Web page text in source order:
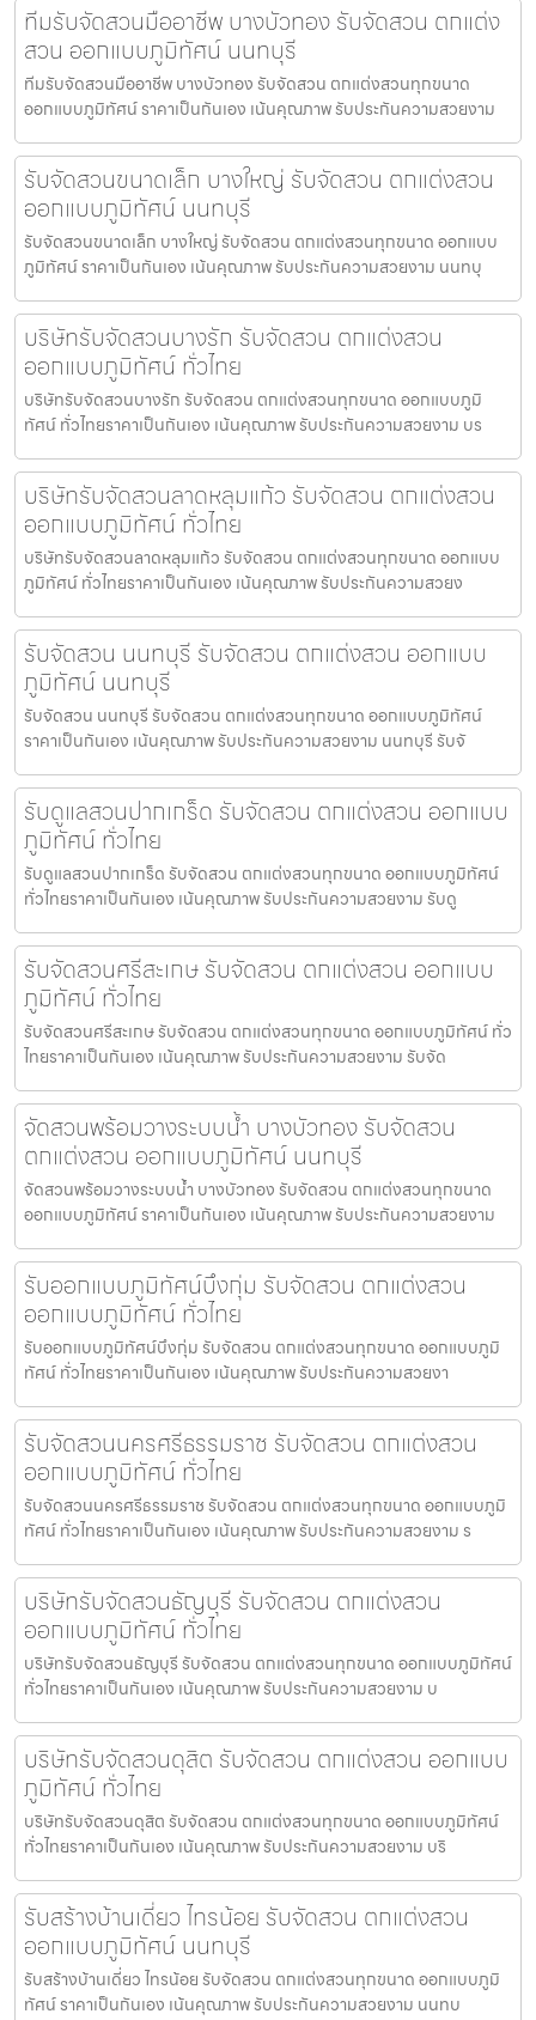
ทีมรับจัดสวนมืออาชีพ บางบัวทอง รับจัดสวน ตกแต่ง
สวน ออกแบบภูมิทัศน์ นนทบุรี
ทีมรับจัดสวนมืออาชีพ บางบัวทอง รับจัดสวน ตกแต่งสวนทุกขนาด
ออกแบบภูมิทัศน์ ราคาเป็นกันเอง เน้นคุณภาพ รับประกันความสวยงาม
รับจัดสวนขนาดเล็ก บางใหญ่ รับจัดสวน ตกแต่งสวน
ออกแบบภูมิทัศน์ นนทบุรี
รับจัดสวนขนาดเล็ก บางใหญ่ รับจัดสวน ตกแต่งสวนทุกขนาด ออกแบบ
ภูมิทัศน์ ราคาเป็นกันเอง เน้นคุณภาพ รับประกันความสวยงาม นนทบุ
บริษัทรับจัดสวนบางรัก รับจัดสวน ตกแต่งสวน
ออกแบบภูมิทัศน์ ทั่วไทย
บริษัทรับจัดสวนบางรัก รับจัดสวน ตกแต่งสวนทุกขนาด ออกแบบภูมิ
ทัศน์ ทั่วไทยราคาเป็นกันเอง เน้นคุณภาพ รับประกันความสวยงาม บร
บริษัทรับจัดสวนลาดหลุมแก้ว รับจัดสวน ตกแต่งสวน
ออกแบบภูมิทัศน์ ทั่วไทย
บริษัทรับจัดสวนลาดหลุมแก้ว รับจัดสวน ตกแต่งสวนทุกขนาด ออกแบบ
ภูมิทัศน์ ทั่วไทยราคาเป็นกันเอง เน้นคุณภาพ รับประกันความสวยง
รับจัดสวน นนทบุรี รับจัดสวน ตกแต่งสวน ออกแบบ
ภูมิทัศน์ นนทบุรี
รับจัดสวน นนทบุรี รับจัดสวน ตกแต่งสวนทุกขนาด ออกแบบภูมิทัศน์
ราคาเป็นกันเอง เน้นคุณภาพ รับประกันความสวยงาม นนทบุรี รับจั
รับดูแลสวนปากเกร็ด รับจัดสวน ตกแต่งสวน ออกแบบ
ภูมิทัศน์ ทั่วไทย
รับดูแลสวนปากเกร็ด รับจัดสวน ตกแต่งสวนทุกขนาด ออกแบบภูมิทัศน์
ทั่วไทยราคาเป็นกันเอง เน้นคุณภาพ รับประกันความสวยงาม รับดู
รับจัดสวนศรีสะเกษ รับจัดสวน ตกแต่งสวน ออกแบบ
ภูมิทัศน์ ทั่วไทย
รับจัดสวนศรีสะเกษ รับจัดสวน ตกแต่งสวนทุกขนาด ออกแบบภูมิทัศน์ ทั่ว
ไทยราคาเป็นกันเอง เน้นคุณภาพ รับประกันความสวยงาม รับจัด
จัดสวนพร้อมวางระบบน้ำ บางบัวทอง รับจัดสวน
ตกแต่งสวน ออกแบบภูมิทัศน์ นนทบุรี
จัดสวนพร้อมวางระบบน้ำ บางบัวทอง รับจัดสวน ตกแต่งสวนทุกขนาด
ออกแบบภูมิทัศน์ ราคาเป็นกันเอง เน้นคุณภาพ รับประกันความสวยงาม
รับออกแบบภูมิทัศน์บึงกุ่ม รับจัดสวน ตกแต่งสวน
ออกแบบภูมิทัศน์ ทั่วไทย
รับออกแบบภูมิทัศน์บึงกุ่ม รับจัดสวน ตกแต่งสวนทุกขนาด ออกแบบภูมิ
ทัศน์ ทั่วไทยราคาเป็นกันเอง เน้นคุณภาพ รับประกันความสวยงา
รับจัดสวนนครศรีธรรมราช รับจัดสวน ตกแต่งสวน
ออกแบบภูมิทัศน์ ทั่วไทย
รับจัดสวนนครศรีธรรมราช รับจัดสวน ตกแต่งสวนทุกขนาด ออกแบบภูมิ
ทัศน์ ทั่วไทยราคาเป็นกันเอง เน้นคุณภาพ รับประกันความสวยงาม ร
บริษัทรับจัดสวนธัญบุรี รับจัดสวน ตกแต่งสวน
ออกแบบภูมิทัศน์ ทั่วไทย
บริษัทรับจัดสวนธัญบุรี รับจัดสวน ตกแต่งสวนทุกขนาด ออกแบบภูมิทัศน์
ทั่วไทยราคาเป็นกันเอง เน้นคุณภาพ รับประกันความสวยงาม บ
บริษัทรับจัดสวนดุสิต รับจัดสวน ตกแต่งสวน ออกแบบ
ภูมิทัศน์ ทั่วไทย
บริษัทรับจัดสวนดุสิต รับจัดสวน ตกแต่งสวนทุกขนาด ออกแบบภูมิทัศน์
ทั่วไทยราคาเป็นกันเอง เน้นคุณภาพ รับประกันความสวยงาม บริ
รับสร้างบ้านเดี่ยว ไทรน้อย รับจัดสวน ตกแต่งสวน
ออกแบบภูมิทัศน์ นนทบุรี
รับสร้างบ้านเดี่ยว ไทรน้อย รับจัดสวน ตกแต่งสวนทุกขนาด ออกแบบภูมิ
ทัศน์ ราคาเป็นกันเอง เน้นคุณภาพ รับประกันความสวยงาม นนทบ